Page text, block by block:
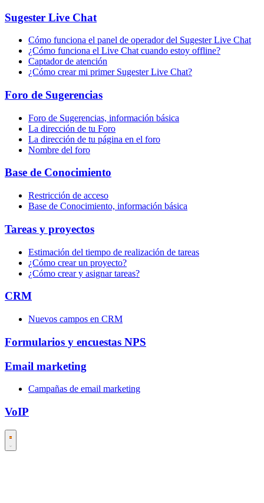
Sugester Live Chat
Cómo funciona el panel de operador del Sugester Live Chat
¿Cómo funciona el Live Chat cuando estoy offline?
Captador de atención
¿Cómo crear mi primer Sugester Live Chat?
Foro de Sugerencias
Foro de Sugerencias, información básica
La dirección de tu Foro
La dirección de tu página en el foro
Nombre del foro
Base de Conocimiento
Restricción de acceso
Base de Conocimiento, información básica
Tareas y proyectos
Estimación del tiempo de realización de tareas
¿Cómo crear un proyecto?
¿Cómo crear y asignar tareas?
CRM
Nuevos campos en CRM
Formularios y encuestas NPS
Email marketing
Campañas de email marketing
VoIP